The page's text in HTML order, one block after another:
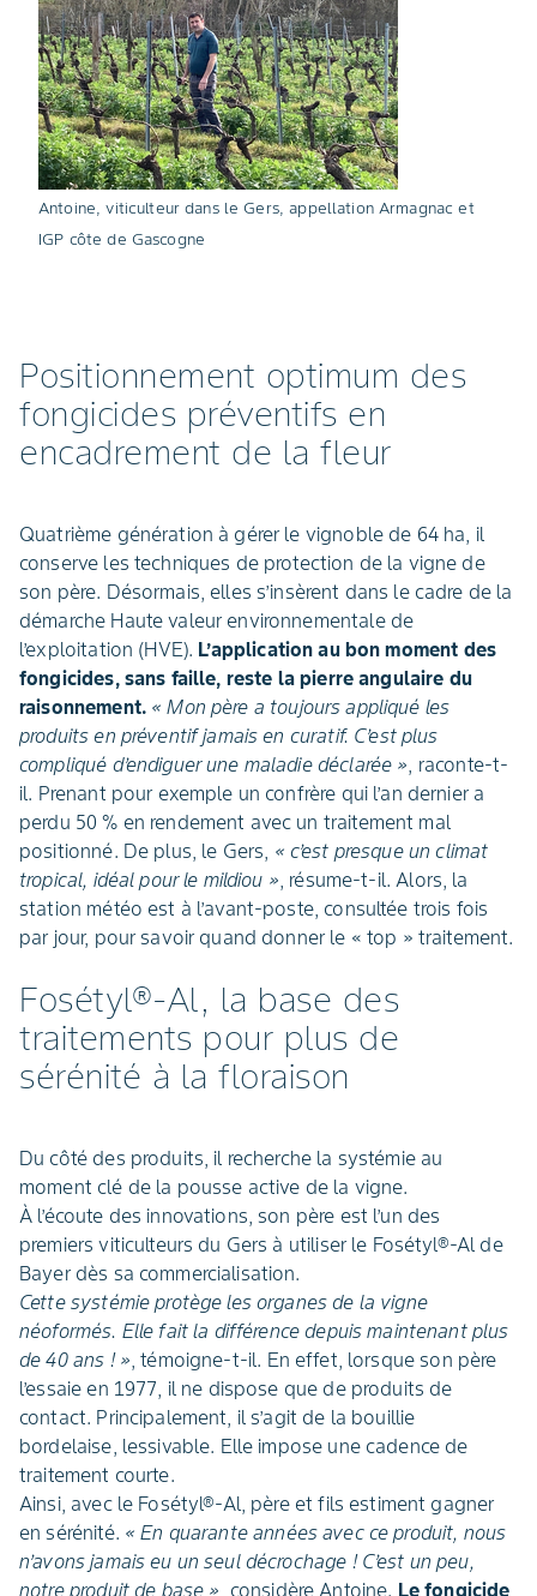
Antoine, viticulteur dans le Gers, appellation Armagnac et
IGP côte de Gascogne
Positionnement optimum des
fongicides préventifs en
encadrement de la fleur
Quatrième génération à gérer le vignoble de 64 ha, il
conserve les techniques de protection de la vigne de
son père. Désormais, elles s’insèrent dans le cadre de la
démarche Haute valeur environnementale de
l’exploitation (HVE). L’application au bon moment des
fongicides, sans faille, reste la pierre angulaire du
raisonnement. « Mon père a toujours appliqué les
produits en préventif jamais en curatif. C’est plus
compliqué d’endiguer une maladie déclarée » , raconte-t-
il. Prenant pour exemple un confrère qui l’an dernier a
perdu 50 % en rendement avec un traitement mal
positionné. De plus, le Gers, « c’est presque un climat
tropical, idéal pour le mildiou » , résume-t-il. Alors, la
station météo est à l’avant-poste, consultée trois fois
par jour, pour savoir quand donner le « top » traitement.
Fosétyl®-Al, la base des
traitements pour plus de
sérénité à la floraison
Du côté des produits, il recherche la systémie au
moment clé de la pousse active de la vigne.
À l’écoute des innovations, son père est l’un des
premiers viticulteurs du Gers à utiliser le Fosétyl®-Al de
Bayer dès sa commercialisation.
Cette systémie protège les organes de la vigne
néoformés. Elle fait la différence depuis maintenant plus
de 40 ans ! » , témoigne-t-il. En effet, lorsque son père
l’essaie en 1977, il ne dispose que de produits de
contact. Principalement, il s’agit de la bouillie
bordelaise, lessivable. Elle impose une cadence de
traitement courte.
Ainsi, avec le Fosétyl®-Al, père et fils estiment gagner
en sérénité. « En quarante années avec ce produit, nous
n’avons jamais eu un seul décrochage ! C’est un peu,
notre produit de base » , considère Antoine. Le fongicide